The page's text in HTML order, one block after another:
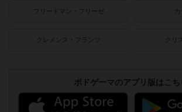
フリードマン・フリーゼ
クレメンス・フランツ クリ
ボドゲーマのアプリ版はこち